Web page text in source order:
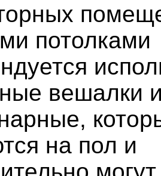
потолками
вешалки
на пол и